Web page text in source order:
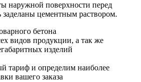
наружной поверхности перед
цементным раствором.
бетона
видов продукции, а так же
изделий
тариф и определим наиболее
вашего заказа